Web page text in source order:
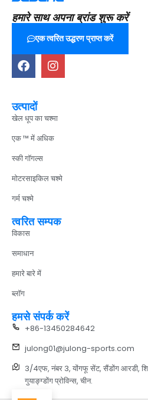
हमारे साथ अपना ब्रांड शुरू करें
एक त्वरित उद्धरण प्राप्त करें
उत्पादों
खेल धूप का चश्मा
एक ™ में अधिक
स्की गॉगल्स
मोटरसाइकिल चश्मे
गर्म चश्मे
त्वरित सम्पक
विकास
समाधान
हमारे बारे में
ब्लॉग
हमसे संपर्क करें
+86-13450284642
julong01@julong-sports.com
3/4एफ, नंबर 3, योंगफू सेंट, सैंडोंग आरडी,
गुयाङ्ग्डोंग प्रोविन्स, चीन.